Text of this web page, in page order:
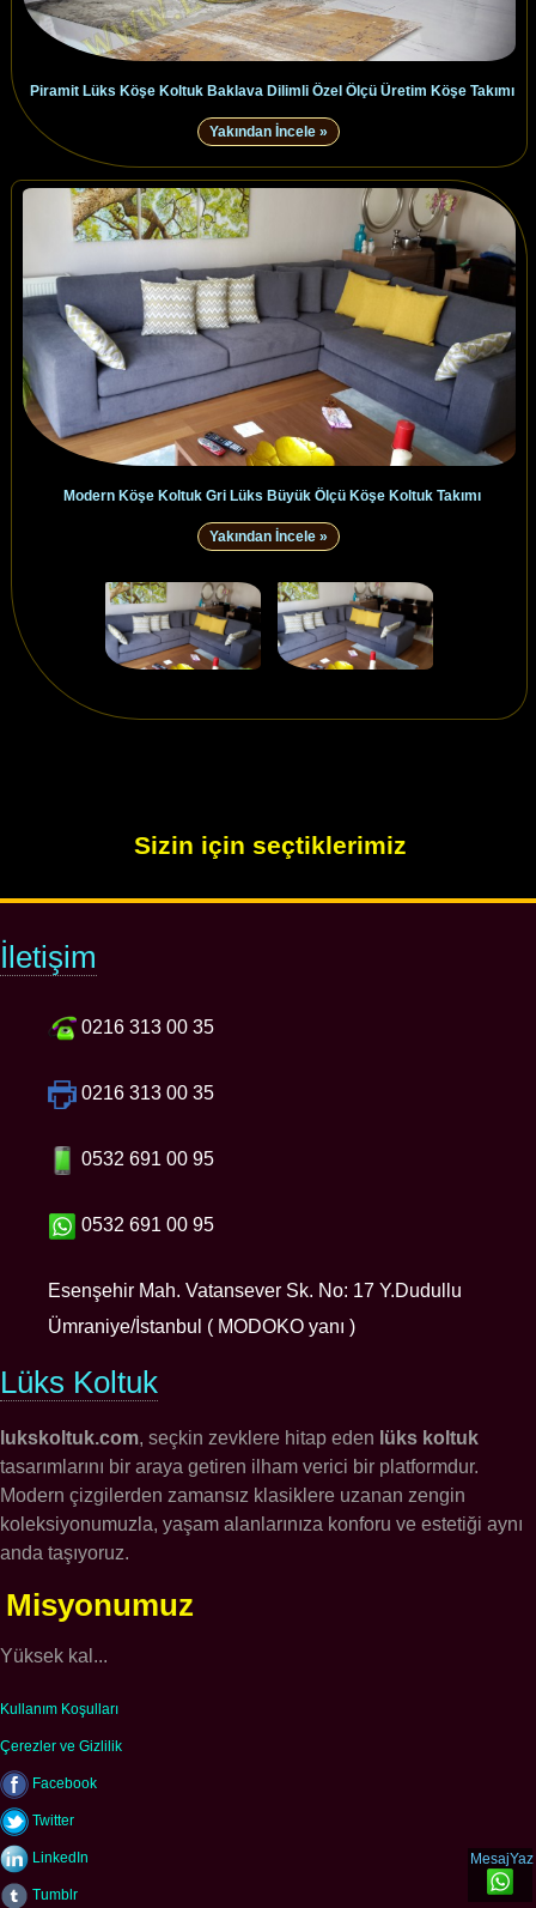
Piramit Lüks Köşe Koltuk Baklava Dilimli Özel Ölçü Üretim Köşe Takımı
Yakından İncele »
Modern Köşe Koltuk Gri Lüks Büyük Ölçü Köşe Koltuk Takımı
Yakından İncele »
Sizin için seçtiklerimiz
İletişim
0216 313 00 35
0216 313 00 35
0532 691 00 95
0532 691 00 95
Esenşehir Mah. Vatansever Sk. No: 17 Y.Dudullu
Ümraniye/İstanbul ( MODOKO yanı )
Lüks Koltuk
lukskoltuk.com, seçkin zevklere hitap eden lüks koltuk
tasarımlarını bir araya getiren ilham verici bir platformdur.
Modern çizgilerden zamansız klasiklere uzanan zengin
koleksiyonumuzla, yaşam alanlarınıza konforu ve estetiği aynı
anda taşıyoruz.
Misyonumuz
Yüksek kal...
Kullanım Koşulları
Çerezler ve Gizlilik
Facebook
Twitter
LinkedIn
Tumblr
MesajYaz